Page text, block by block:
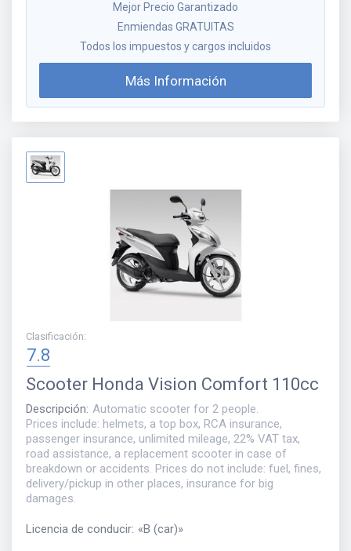
Mejor Precio Garantizado
Enmiendas GRATUITAS
Todos los impuestos y cargos incluidos
Más Información
Clasificación:
7.8
Scooter Honda Vision Comfort 110cc
Descripción: Automatic scooter for 2 people.
Prices include: helmets, a top box, RCA insurance,
passenger insurance, unlimited mileage, 22% VAT tax,
road assistance, a replacement scooter in case of
breakdown or accidents. Prices do not include: fuel, fines,
delivery/pickup in other places, insurance for big
damages.
Licencia de conducir: «B (car)»